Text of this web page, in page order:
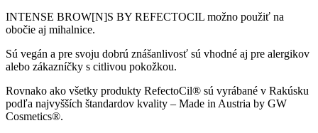
INTENSE BROW[N]S BY REFECTOCIL možno použiť na
obočie aj mihalnice.
Sú vegán a pre svoju dobrú znášanlivosť sú vhodné aj pre alergikov
alebo zákazníčky s citlivou pokožkou.
Rovnako ako všetky produkty RefectoCil® sú vyrábané v Rakúsku
podľa najvyšších štandardov kvality – Made in Austria by GW
Cosmetics®.